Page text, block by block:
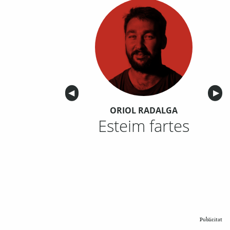
Anterior
◀︎ ▶︎
ORIOL RADALGA
Esteim fartes
Publicitat